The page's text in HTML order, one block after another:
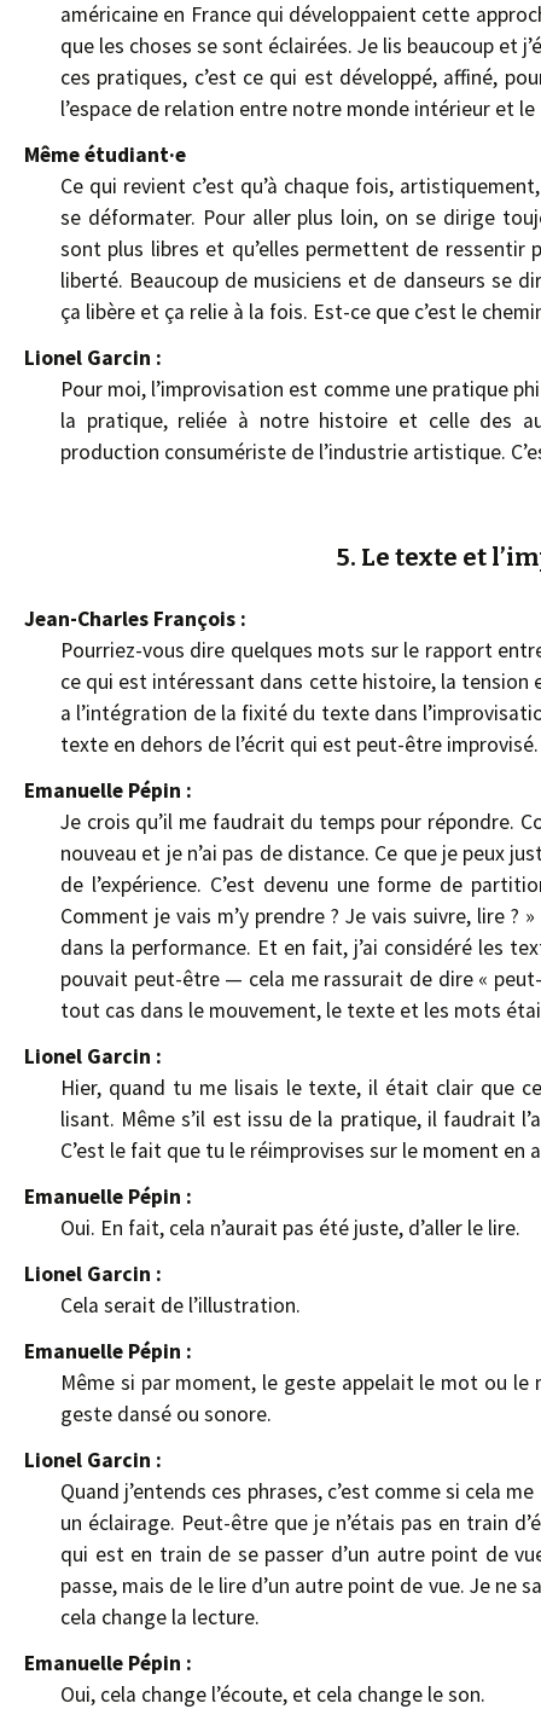
américaine en France qui développaient cette
que les choses se sont éclairées. Je lis beaucoup et
ces pratiques, c’est ce qui est développé, affiné,
l’espace de relation entre notre monde intérieur et
Même étudiant·e
Ce qui revient c’est qu’à chaque fois,
se déformater. Pour aller plus loin, on se dirige
sont plus libres et qu’elles permettent de ressentir
liberté. Beaucoup de musiciens et de danseurs se
ça libère et ça relie à la fois. Est-ce que c’est le
Lionel Garcin :
Pour moi, l’improvisation est comme une pratique
la pratique, reliée à notre histoire et celle des
production consumériste de l’industrie artistique.
5. Le texte et
Jean-Charles François :
Pourriez-vous dire quelques mots sur le rapport
ce qui est intéressant dans cette histoire, la
a l’intégration de la fixité du texte dans
texte en dehors de l’écrit qui est peut-être
Emanuelle Pépin :
Je crois qu’il me faudrait du temps pour répondre.
nouveau et je n’ai pas de distance. Ce que je peux
de l’expérience. C’est devenu une forme de
Comment je vais m’y prendre ? Je vais suivre, lire
dans la performance. Et en fait, j’ai considéré les
pouvait peut-être — cela me rassurait de dire «
tout cas dans le mouvement, le texte et les mots
Lionel Garcin :
Hier, quand tu me lisais le texte, il était clair que
lisant. Même s’il est issu de la pratique, il faudrait
C’est le fait que tu le réimprovises sur le moment en
Emanuelle Pépin :
Oui. En fait, cela n’aurait pas été juste, d’aller le lire.
Lionel Garcin :
Cela serait de l’illustration.
Emanuelle Pépin :
Même si par moment, le geste appelait le mot ou
geste dansé ou sonore.
Lionel Garcin :
Quand j’entends ces phrases, c’est comme si cela
un éclairage. Peut-être que je n’étais pas en train
qui est en train de se passer d’un autre point de
passe, mais de le lire d’un autre point de vue. Je ne
cela change la lecture.
Emanuelle Pépin :
Oui, cela change l’écoute, et cela change le son.